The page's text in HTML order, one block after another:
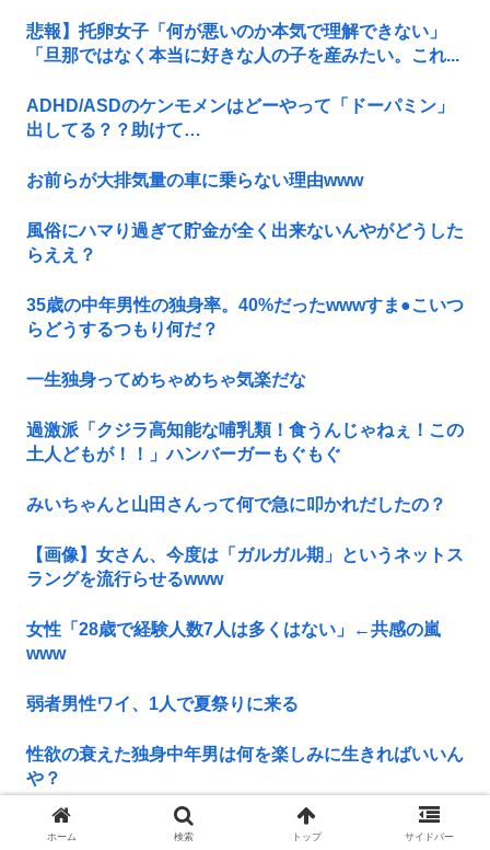
悲報】托卵女子「何が悪いのか本気で理解できない」
「旦那ではなく本当に好きな人の子を産みたい。これ...
ADHD/ASDのケンモメンはどーやって「ドーパミン」
出してる？？助けて…
お前らが大排気量の車に乗らない理由www
風俗にハマり過ぎて貯金が全く出来ないんやがどうした
らええ？
35歳の中年男性の独身率。40%だったwwwすま●こいつ
らどうするつもり何だ？
一生独身ってめちゃめちゃ気楽だな
過激派「クジラ高知能な哺乳類！食うんじゃねぇ！この
土人どもが！！」ハンバーガーもぐもぐ
みいちゃんと山田さんって何で急に叩かれだしたの？
【画像】女さん、今度は「ガルガル期」というネットス
ラングを流行らせるwww
女性「28歳で経験人数7人は多くはない」←共感の嵐
www
弱者男性ワイ、1人で夏祭りに来る
性欲の衰えた独身中年男は何を楽しみに生きればいいん
や？
林家パー子、認知症だった
ホーム 検索 トップ サイドバー